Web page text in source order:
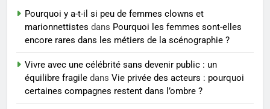
trouver un accompagnement
sérieux à un tarif juste ?
BIEN ÊTRE
Sclérose en plaques et
maternité : tout ce que les
Pourquoi y a-t-il si peu de femmes clowns et
marionnettistes dans Pourquoi les femmes sont-elles
encore rares dans les métiers de la scénographie ?
Vivre avec une célébrité sans devenir public : un
équilibre fragile dans Vie privée des acteurs : pourquoi
certaines compagnes restent dans l’ombre ?